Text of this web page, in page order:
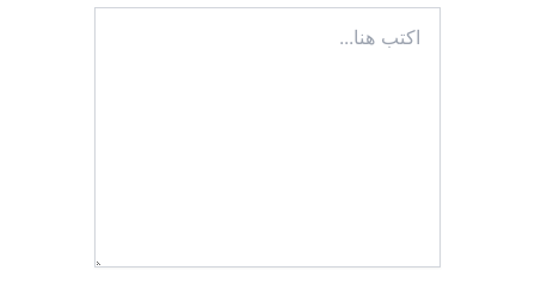
اكتب
هنا...